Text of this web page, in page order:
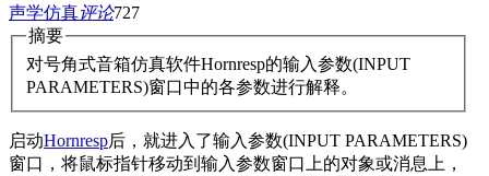
声学仿真评论727
摘要
对号角式音箱仿真软件Hornresp的输入参数(INPUT
PARAMETERS)窗口中的各参数进行解释。
启动Hornresp后，就进入了输入参数(INPUT PARAMETERS)
窗口，将鼠标指针移动到输入参数窗口上的对象或消息上，